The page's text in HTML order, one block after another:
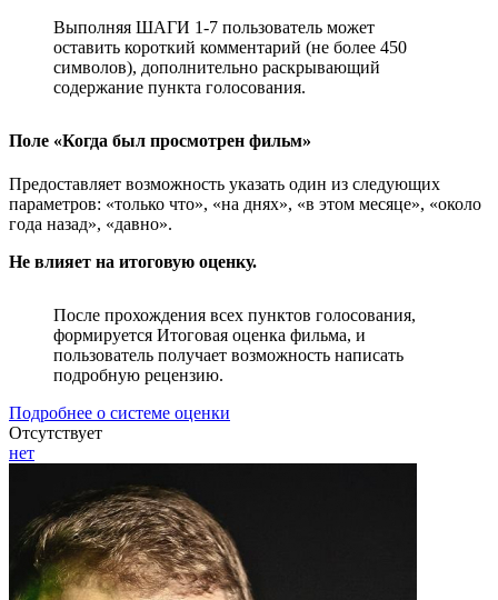
Выполняя ШАГИ 1-7 пользователь может
оставить короткий комментарий (не более 450
символов), дополнительно раскрывающий
содержание пункта голосования.
Поле «Когда был просмотрен фильм»
Предоставляет возможность указать один из следующих
параметров: «только что», «на днях», «в этом месяце», «около
года назад», «давно».
Не влияет на итоговую оценку.
После прохождения всех пунктов голосования,
формируется Итоговая оценка фильма, и
пользователь получает возможность написать
подробную рецензию.
Подробнее о системе оценки
Отсутствует
нет